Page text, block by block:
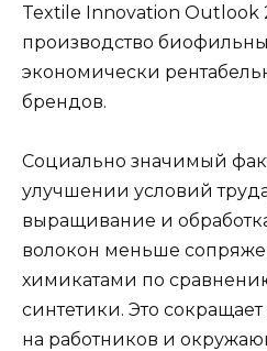
Textile Innovation Outlook
производство
экономически
брендов.
Социально значимый
улучшении условий
выращивание и
волокон меньше
химикатами по
синтетики. Это
на работников и